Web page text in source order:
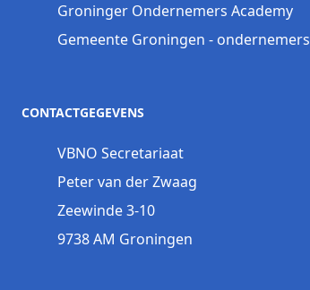
Groninger Ondernemers Academy
Gemeente Groningen - ondernemers
CONTACTGEGEVENS
VBNO Secretariaat
Peter van der Zwaag
Zeewinde 3-10
9738 AM Groningen